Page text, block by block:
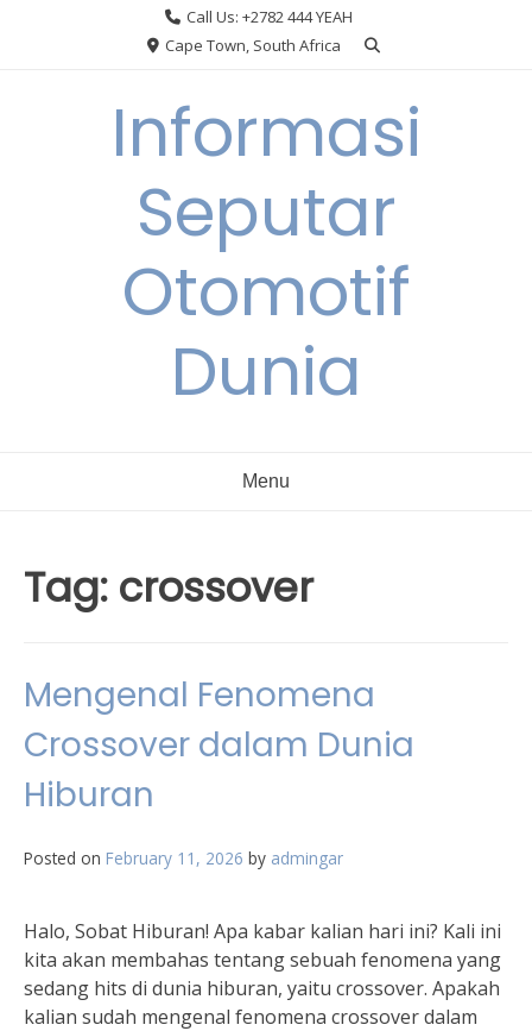
Call Us: +2782 444 YEAH
Cape Town, South Africa
Informasi
Seputar
Otomotif
Dunia
Menu
Tag: crossover
Mengenal Fenomena
Crossover dalam Dunia
Hiburan
Posted on February 11, 2026 by admingar
Halo, Sobat Hiburan! Apa kabar kalian hari ini? Kali ini
kita akan membahas tentang sebuah fenomena yang
sedang hits di dunia hiburan, yaitu crossover. Apakah
kalian sudah mengenal fenomena crossover dalam